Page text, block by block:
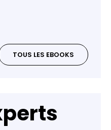
TOUS LES EBOOKS